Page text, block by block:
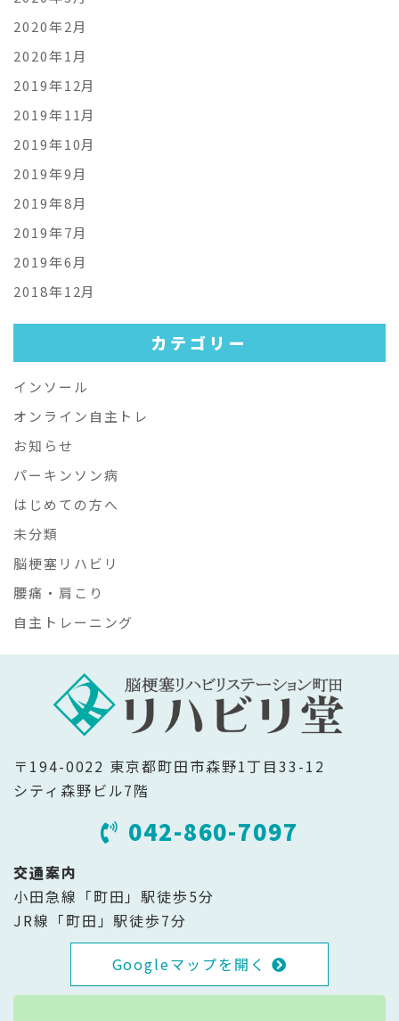
2020年2月
2020年1月
2019年12月
2019年11月
2019年10月
2019年9月
2019年8月
2019年7月
2019年6月
2018年12月
カテゴリー
インソール
オンライン自主トレ
お知らせ
パーキンソン病
はじめての方へ
未分類
脳梗塞リハビリ
腰痛・肩こり
自主トレーニング
〒194-0022 東京都町田市森野1丁目33-12
シティ森野ビル7階
042-860-7097
交通案内
小田急線「町田」駅徒歩5分
JR線「町田」駅徒歩7分
Googleマップを開く